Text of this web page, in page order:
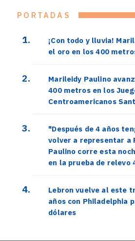
PORTADAS
¡Con todo y lluvia!
el oro en los 400
Marileidy Paulino
400 metros en los
Centroamericanos
"Después de 4 años
volver a representar a
Paulino corre esta
en la prueba de relevo
Lebron vuelve al este
años con Philadelphia
dólares